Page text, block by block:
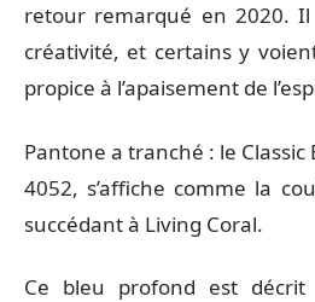
retour remarqué en 2020.
créativité, et certains y
propice à l’apaisement de
Pantone a tranché : le Classic
4052, s’affiche comme la
succédant à Living Coral.
Ce bleu profond est décrit